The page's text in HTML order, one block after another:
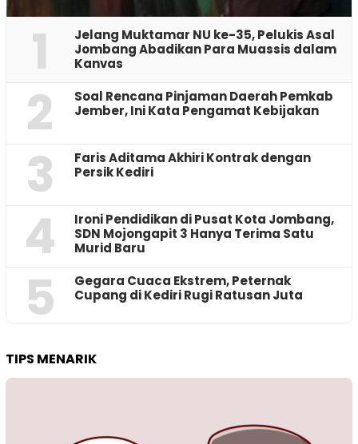
1
Jelang Muktamar NU ke-35, Pelukis Asal
Jombang Abadikan Para Muassis dalam
Kanvas
2
‎Soal Rencana Pinjaman Daerah Pemkab
Jember, Ini Kata Pengamat Kebijakan ‎
3
Faris Aditama Akhiri Kontrak dengan
Persik Kediri
4
Ironi Pendidikan di Pusat Kota Jombang,
SDN Mojongapit 3 Hanya Terima Satu
Murid Baru
5
‎Gegara Cuaca Ekstrem, Peternak
Cupang di Kediri Rugi Ratusan Juta
TIPS MENARIK